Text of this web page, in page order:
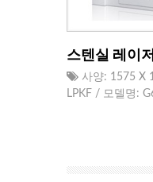
스텐실 레이저
사양: 1575 X
LPKF / 모델명: